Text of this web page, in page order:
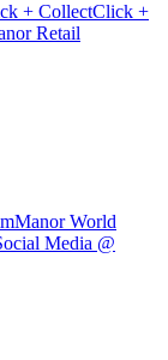
+ CollectClick +
Retail
Manor World
Media @